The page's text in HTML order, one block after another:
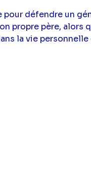
défendre un
propre père, alors
la vie personnelle